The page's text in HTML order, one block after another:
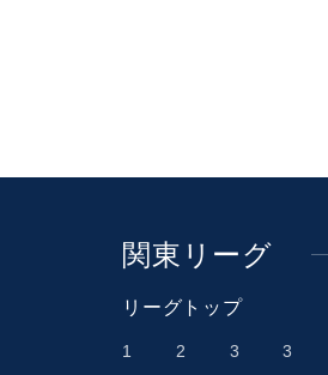
関東リーグ
リーグトップ
1 2 3 3